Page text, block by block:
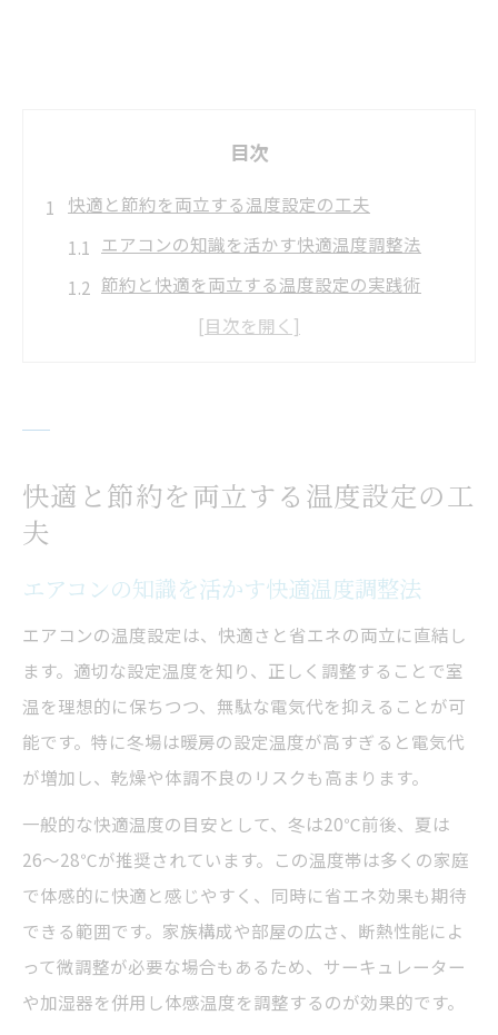
目次
快適と節約を両立する温度設定の工夫
エアコンの知識を活かす快適温度調整法
節約と快適を両立する温度設定の実践術
エアコン温度設定で体感温度を上手に調整
エアコンの知識で最適な設定温度を見極める
約術
実際の室温を考慮したエアコンの知識活用
法
エアコンの知識で自動運転と設定温度を最
適化
エアコン温度設定の根拠とその活用方法
寝るときのエアコン温度設定のコツを伝授
エアコンの知識で寝るときの快適設定を実
現
寝室でのエアコン温度設定と睡眠の質向上
術
エアコンの知識で寝冷え防止と節約を両立
快適と節約を両立する温度設定の工
夫
エアコンの知識を活かす快適温度調整法
エアコンの温度設定は、快適さと省エネの両立に直結し
ます。適切な設定温度を知り、正しく調整することで室
温を理想的に保ちつつ、無駄な電気代を抑えることが可
能です。特に冬場は暖房の設定温度が高すぎると電気代
が増加し、乾燥や体調不良のリスクも高まります。
一般的な快適温度の目安として、冬は20℃前後、夏は
26〜28℃が推奨されています。この温度帯は多くの家庭
で体感的に快適と感じやすく、同時に省エネ効果も期待
できる範囲です。家族構成や部屋の広さ、断熱性能によ
って微調整が必要な場合もあるため、サーキュレーター
や加湿器を併用し体感温度を調整するのが効果的です。